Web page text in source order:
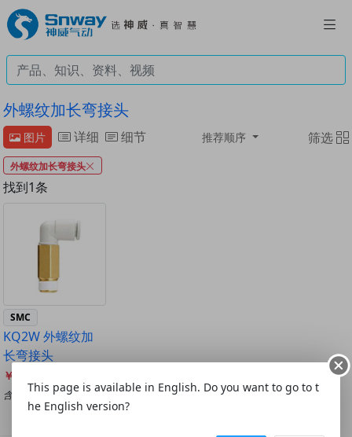
外螺纹加长弯接头
图片 详细 细节 推荐顺序 筛选
外螺纹加长弯接头
找到1条
SMC
KQ2W 外螺纹加
长弯接头
￥15.20
含税￥17.18
产品列表(4)
This page is available in English. Do you want to go to t
he English version?